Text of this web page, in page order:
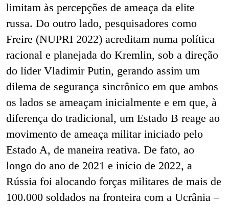
limitam às percepções de ameaça da elite
russa. Do outro lado, pesquisadores como
Freire (NUPRI 2022) acreditam numa política
racional e planejada do Kremlin, sob a direção
do líder Vladimir Putin, gerando assim um
dilema de segurança sincrônico em que ambos
os lados se ameaçam inicialmente e em que, à
diferença do tradicional, um Estado B reage ao
movimento de ameaça militar iniciado pelo
Estado A, de maneira reativa. De fato, ao
longo do ano de 2021 e início de 2022, a
Rússia foi alocando forças militares de mais de
100.000 soldados na fronteira com a Ucrânia –